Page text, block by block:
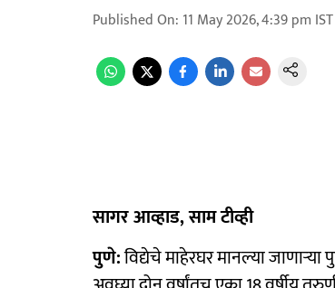
Published On: 11 May 2026, 4:39 pm IST
सागर आव्हाड, साम टीव्ही
पुणे:विद्येचे माहेरघर मानल्या